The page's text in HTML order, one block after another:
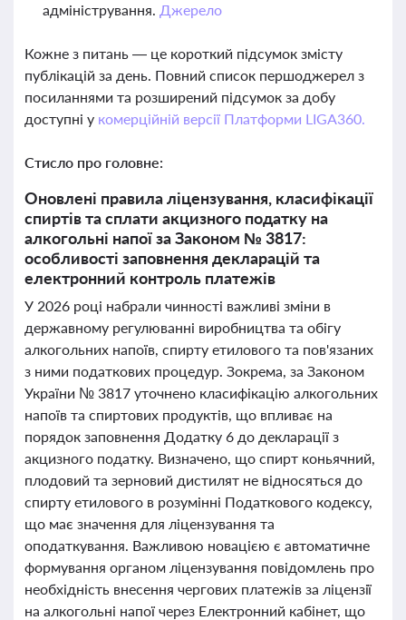
адміністрування. Джерело
Кожне з питань — це короткий підсумок змісту
публікацій за день. Повний список першоджерел з
посиланнями та розширений підсумок за добу
доступні у комерційній версії Платформи LIGA360.
Стисло про головне:
Оновлені правила ліцензування, класифікації
спиртів та сплати акцизного податку на
алкогольні напої за Законом № 3817:
особливості заповнення декларацій та
електронний контроль платежів
У 2026 році набрали чинності важливі зміни в
державному регулюванні виробництва та обігу
алкогольних напоїв, спирту етилового та пов'язаних
з ними податкових процедур. Зокрема, за Законом
України № 3817 уточнено класифікацію алкогольних
напоїв та спиртових продуктів, що впливає на
порядок заповнення Додатку 6 до декларації з
акцизного податку. Визначено, що спирт коньячний,
плодовий та зерновий дистилят не відносяться до
спирту етилового в розумінні Податкового кодексу,
що має значення для ліцензування та
оподаткування. Важливою новацією є автоматичне
формування органом ліцензування повідомлень про
необхідність внесення чергових платежів за ліцензії
на алкогольні напої через Електронний кабінет, що